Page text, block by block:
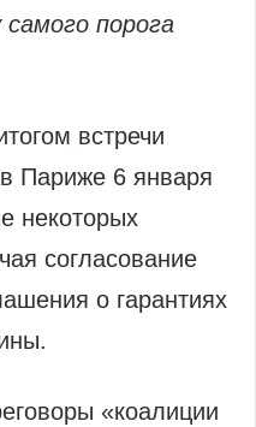
порога
встречи
Париже 6 января
некоторых
согласование
о гарантиях
«коалиции